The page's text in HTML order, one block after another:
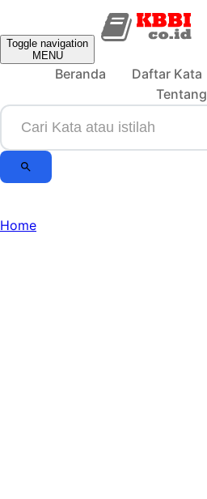
Toggle navigation
MENU
Beranda Daftar Kata
Tentang
Home